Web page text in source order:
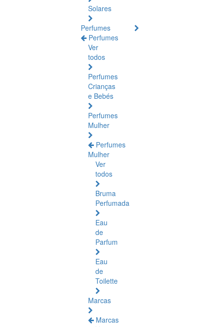
Solares
Perfumes
Perfumes
Ver
todos
Perfumes
Crianças
e Bebés
Perfumes
Mulher
Perfumes
Mulher
Ver
todos
Bruma
Perfumada
Eau
de
Parfum
Eau
de
Toilette
Marcas
Marcas